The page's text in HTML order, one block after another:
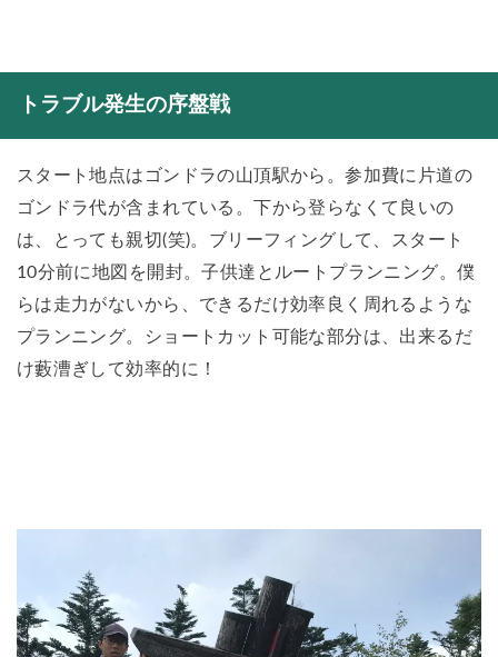
トラブル発生の序盤戦
スタート地点はゴンドラの山頂駅から。参加費に片道の
ゴンドラ代が含まれている。下から登らなくて良いの
は、とっても親切(笑)。ブリーフィングして、スタート
10分前に地図を開封。子供達とルートプランニング。僕
らは走力がないから、できるだけ効率良く周れるような
プランニング。ショートカット可能な部分は、出来るだ
け藪漕ぎして効率的に！